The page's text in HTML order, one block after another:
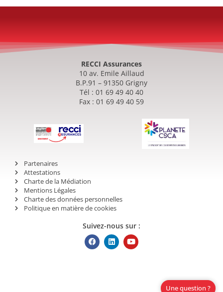
RECCI Assurances
10 av. Emile Aillaud
B.P.91 – 91350 Grigny
Tél : 01 69 49 40 40
Fax : 01 69 49 40 59
Partenaires
Attestations
Charte de la Médiation
Mentions Légales
Charte des données personnelles
Politique en matière de cookies
Une question ?
Suivez-nous sur :